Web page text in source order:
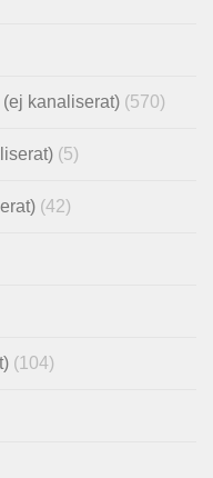
kanaliserat) (570)
(5)
(42)
(104)